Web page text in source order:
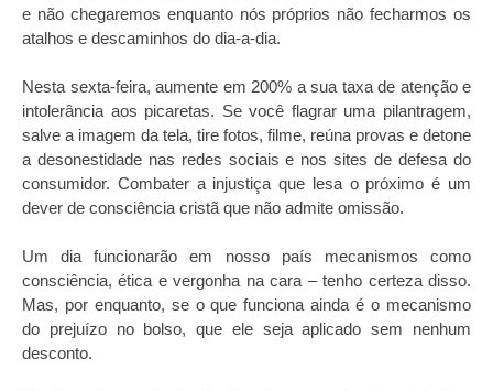
e não chegaremos enquanto nós próprios não fecharmos os
atalhos e descaminhos do dia-a-dia.
Nesta sexta-feira, aumente em 200% a sua taxa de atenção e
intolerância aos picaretas. Se você flagrar uma pilantragem,
salve a imagem da tela, tire fotos, filme, reúna provas e detone
a desonestidade nas redes sociais e nos sites de defesa do
consumidor. Combater a injustiça que lesa o próximo é um
dever de consciência cristã que não admite omissão.
Um dia funcionarão em nosso país mecanismos como
consciência, ética e vergonha na cara – tenho certeza disso.
Mas, por enquanto, se o que funciona ainda é o mecanismo
do prejuízo no bolso, que ele seja aplicado sem nenhum
desconto.